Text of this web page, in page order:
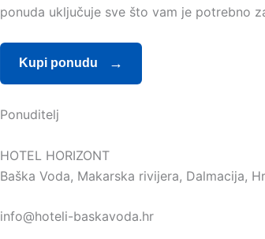
ponuda uključuje sve što vam je potrebno
Kupi ponudu
Ponuditelj
HOTEL HORIZONT
Baška Voda, Makarska rivijera, Dalmacija,
info@hoteli-baskavoda.hr